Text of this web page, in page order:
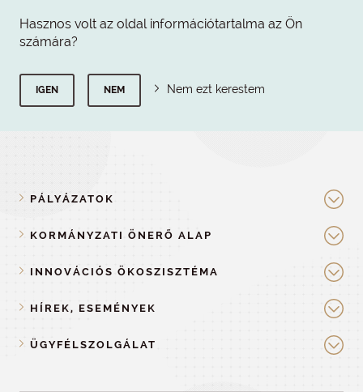
Hasznos volt az oldal információtartalma az Ön
számára?
IGEN NEM Nem ezt kerestem
PÁLYÁZATOK
KORMÁNYZATI ÖNERŐ ALAP
INNOVÁCIÓS ÖKOSZISZTÉMA
HÍREK, ESEMÉNYEK
ÜGYFÉLSZOLGÁLAT